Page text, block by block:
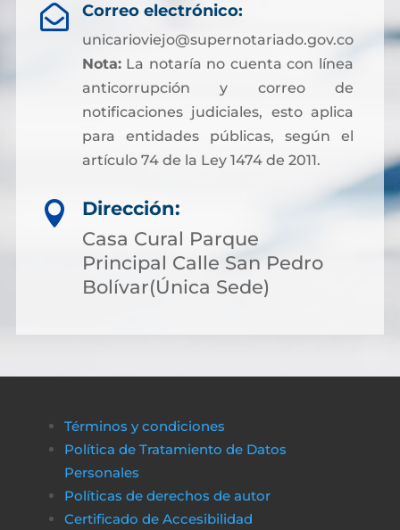
 Correo electrónico:
unicarioviejo@supernotariado.gov.co
Nota:La notaría no cuenta con línea
anticorrupción y correo de
notificaciones judiciales, esto aplica
para entidades públicas, según el
artículo 74 de la Ley 1474 de 2011.

Dirección:
Casa Cural Parque
Principal Calle San Pedro
Bolívar(Única Sede)
Términos y condiciones
Política de Tratamiento de Datos
Personales
Políticas de derechos de autor
Certificado de Accesibilidad